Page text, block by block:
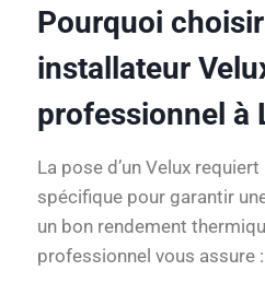
Pourquoi
installateur
professionnel à
La pose d’un Velux
spécifique pour garantir
un bon rendement
professionnel vous assure :